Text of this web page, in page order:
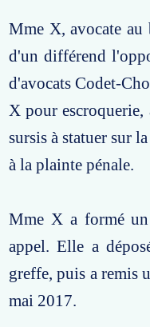
Mme X, avocate au
d'un différend
d'avocats Codet-
X pour escroquerie,
sursis à statuer sur
à la plainte pénale.
Mme X a formé un
appel. Elle a
greffe, puis a remis
mai 2017.